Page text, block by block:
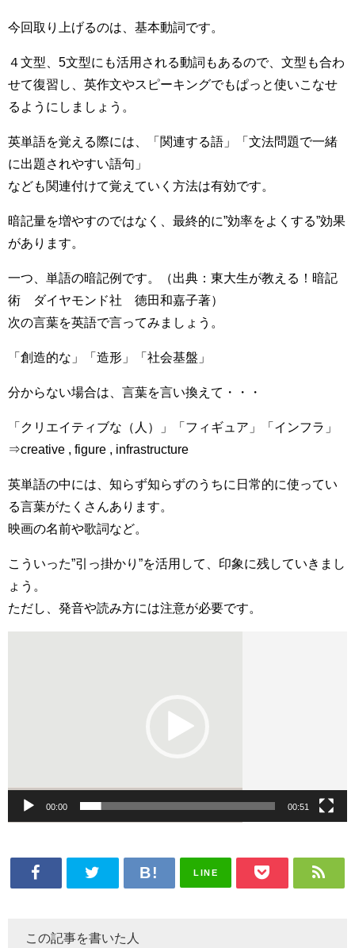
今回取り上げるのは、基本動詞です。
４文型、5文型にも活用される動詞もあるので、文型も合わ
せて復習し、英作文やスピーキングでもぱっと使いこなせ
るようにしましょう。
英単語を覚える際には、「関連する語」「文法問題で一緒
に出題されやすい語句」
なども関連付けて覚えていく方法は有効です。
暗記量を増やすのではなく、最終的に”効率をよくする”効果
があります。
一つ、単語の暗記例です。（出典：東大生が教える！暗記
術 ダイヤモンド社 徳田和嘉子著）
次の言葉を英語で言ってみましょう。
「創造的な」「造形」「社会基盤」
分からない場合は、言葉を言い換えて・・・
「クリエイティブな（人）」「フィギュア」「インフラ」
⇒creative , figure , infrastructure
英単語の中には、知らず知らずのうちに日常的に使ってい
る言葉がたくさんあります。
映画の名前や歌詞など。
こういった”引っ掛かり”を活用して、印象に残していきまし
ょう。
ただし、発音や読み方には注意が必要です。
00:00 00:51
LINE
この記事を書いた人